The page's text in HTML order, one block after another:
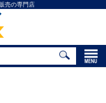
売の専門店